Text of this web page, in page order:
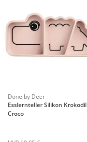
Done by Deer
Esslernteller Silikon Krokodil
Croco